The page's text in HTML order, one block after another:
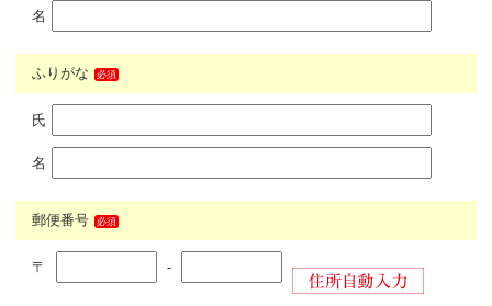
名
ふりがな 必須
氏
名
郵便番号 必須
〒 -